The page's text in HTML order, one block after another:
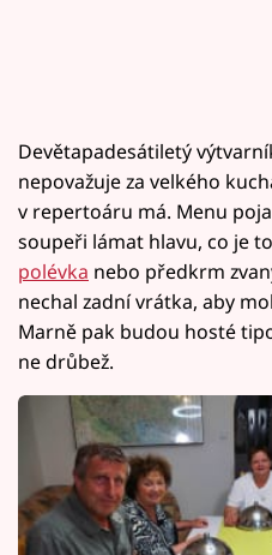
Devětapadesátiletý
nepovažuje za velkého
v repertoáru má. Menu
soupeři lámat hlavu, co je to
polévka nebo předkrm
nechal zadní vrátka, aby
Marně pak budou hosté
ne drůbež.